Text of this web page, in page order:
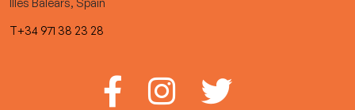
T+34 971 38 23 28